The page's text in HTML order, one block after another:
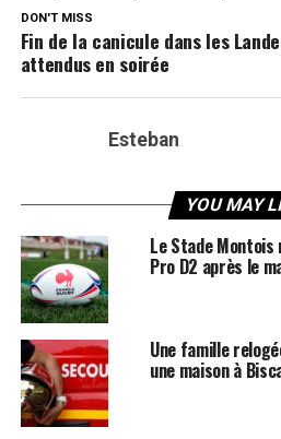
DON'T MISS
Fin de la canicule dans les
attendus en soirée
Esteban
YOU MAY
Le Stade Montois
Pro D2 après le
Une famille
une maison à